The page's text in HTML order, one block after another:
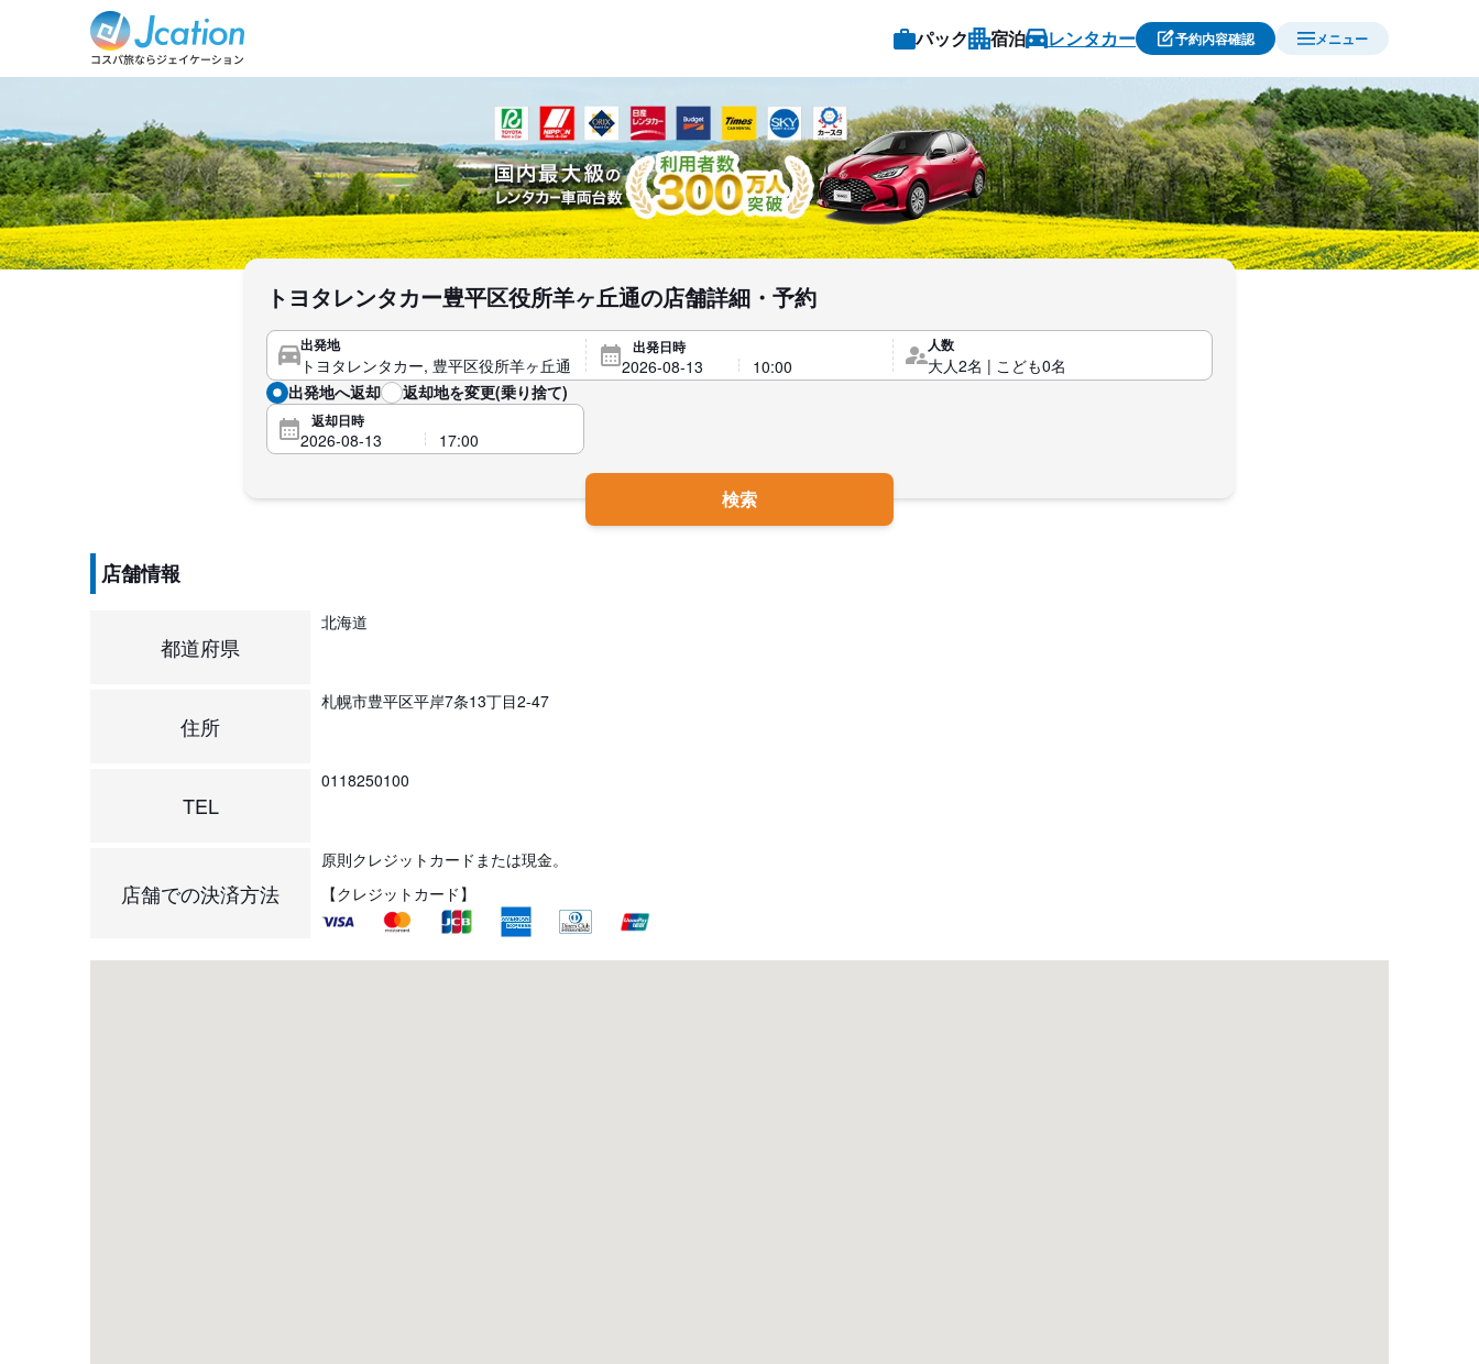
パック 宿泊 レンタカー 予約内容確認 メニュー
トヨタレンタカー豊平区役所羊ヶ丘通の店舗詳細・予約
出発地 出発日時 人数
出発地へ返却 返却地を変更(乗り捨て)
返却日時
検索
店舗情報
都道府県
北海道
住所
札幌市豊平区平岸7条13丁目2-47
TEL
0118250100
店舗での決済方法
原則クレジットカードまたは現金。
【クレジットカード】